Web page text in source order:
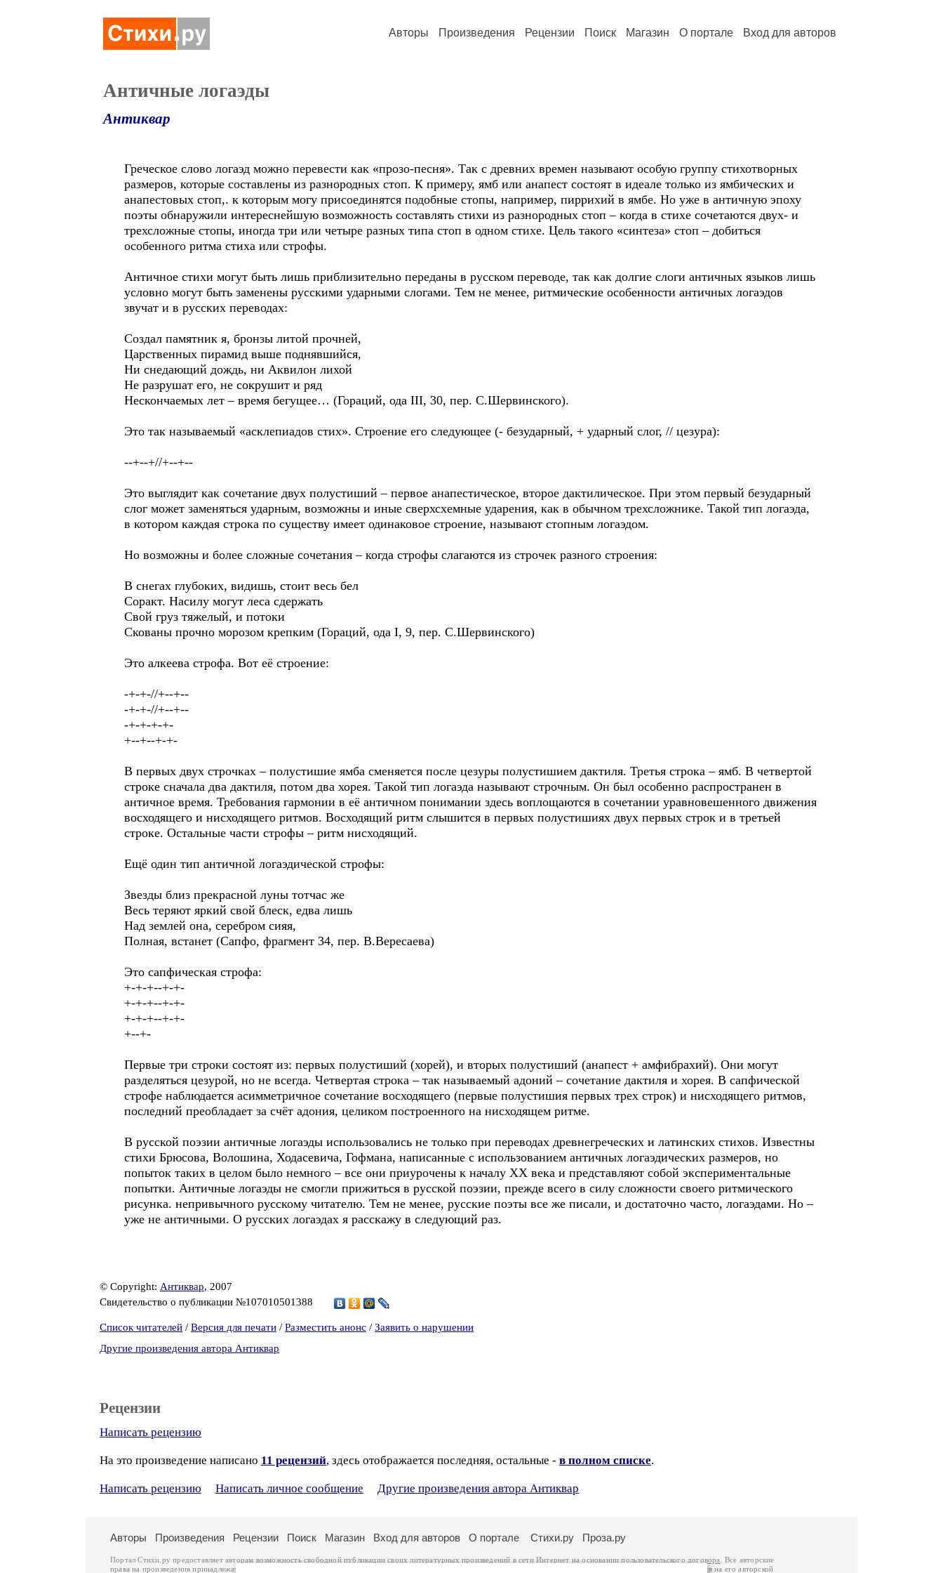
Авторы Произведения Рецензии Поиск Магазин О портале Вход для авторов
Античные логаэды
Антиквар
Греческое слово логаэд можно перевести как «прозо-песня». Так с древних времен называют особую группу стихотворных
размеров, которые составлены из разнородных стоп. К примеру, ямб или анапест состоят в идеале только из ямбических и
анапестовых стоп,. к которым могу присоединятся подобные стопы, например, пиррихий в ямбе. Но уже в античную эпоху
поэты обнаружили интереснейшую возможность составлять стихи из разнородных стоп – когда в стихе сочетаются двух- и
трехсложные стопы, иногда три или четыре разных типа стоп в одном стихе. Цель такого «синтеза» стоп – добиться
особенного ритма стиха или строфы.
Античное стихи могут быть лишь приблизительно переданы в русском переводе, так как долгие слоги античных языков лишь
условно могут быть заменены русскими ударными слогами. Тем не менее, ритмические особенности античных логаэдов
звучат и в русских переводах:
Создал памятник я, бронзы литой прочней,
Царственных пирамид выше поднявшийся,
Ни снедающий дождь, ни Аквилон лихой
Не разрушат его, не сокрушит и ряд
Нескончаемых лет – время бегущее… (Гораций, ода III, 30, пер. С.Шервинского).
Это так называемый «асклепиадов стих». Строение его следующее (- безударный, + ударный слог, // цезура):
--+--+//+--+--
Это выглядит как сочетание двух полустиший – первое анапестическое, второе дактилическое. При этом первый безударный
слог может заменяться ударным, возможны и иные сверхсхемные ударения, как в обычном трехсложнике. Такой тип логаэда,
в котором каждая строка по существу имеет одинаковое строение, называют стопным логаэдом.
Но возможны и более сложные сочетания – когда строфы слагаются из строчек разного строения:
В снегах глубоких, видишь, стоит весь бел
Соракт. Насилу могут леса сдержать
Свой груз тяжелый, и потоки
Скованы прочно морозом крепким (Гораций, ода I, 9, пер. С.Шервинского)
Это алкеева строфа. Вот её строение:
-+-+-//+--+--
-+-+-//+--+--
-+-+-+-+-
+--+--+-+-
В первых двух строчках – полустишие ямба сменяется после цезуры полустишием дактиля. Третья строка – ямб. В четвертой
строке сначала два дактиля, потом два хорея. Такой тип логаэда называют строчным. Он был особенно распространен в
античное время. Требования гармонии в её античном понимании здесь воплощаются в сочетании уравновешенного движения
восходящего и нисходящего ритмов. Восходящий ритм слышится в первых полустишиях двух первых строк и в третьей
строке. Остальные части строфы – ритм нисходящий.
Ещё один тип античной логаэдической строфы:
Звезды близ прекрасной луны тотчас же
Весь теряют яркий свой блеск, едва лишь
Над землей она, серебром сияя,
Полная, встанет (Сапфо, фрагмент 34, пер. В.Вересаева)
Это сапфическая строфа:
+-+-+--+-+-
+-+-+--+-+-
+-+-+--+-+-
+--+-
Первые три строки состоят из: первых полустиший (хорей), и вторых полустиший (анапест + амфибрахий). Они могут
разделяться цезурой, но не всегда. Четвертая строка – так называемый адоний – сочетание дактиля и хорея. В сапфической
строфе наблюдается асимметричное сочетание восходящего (первые полустишия первых трех строк) и нисходящего ритмов,
последний преобладает за счёт адония, целиком построенного на нисходящем ритме.
В русской поэзии античные логаэды использовались не только при переводах древнегреческих и латинских стихов. Известны
стихи Брюсова, Волошина, Ходасевича, Гофмана, написанные с использованием античных логаэдических размеров, но
попыток таких в целом было немного – все они приурочены к началу ХХ века и представляют собой экспериментальные
попытки. Античные логаэды не смогли прижиться в русской поэзии, прежде всего в силу сложности своего ритмического
рисунка. непривычного русскому читателю. Тем не менее, русские поэты все же писали, и достаточно часто, логаэдами. Но –
уже не античными. О русских логаэдах я расскажу в следующий раз.
© Copyright: Антиквар, 2007
Свидетельство о публикации №107010501388
Список читателей / Версия для печати / Разместить анонс / Заявить о нарушении
Другие произведения автора Антиквар
Рецензии
Написать рецензию
На это произведение написано 11 рецензий, здесь отображается последняя, остальные - в полном списке.
Написать рецензию Написать личное сообщение Другие произведения автора Антиквар
Авторы Произведения Рецензии Поиск Магазин Вход для авторов О портале Стихи.ру Проза.ру
Портал Стихи.ру предоставляет авторам возможность свободной публикации своих литературных произведений в сети Интернет на основаниипользовательского договора
. Все авторские
права на произведения принадлежат авторам и охраняются
. Перепечатка произведений возможна только с согласия его автора, к которому вы можете обратиться на его авторской